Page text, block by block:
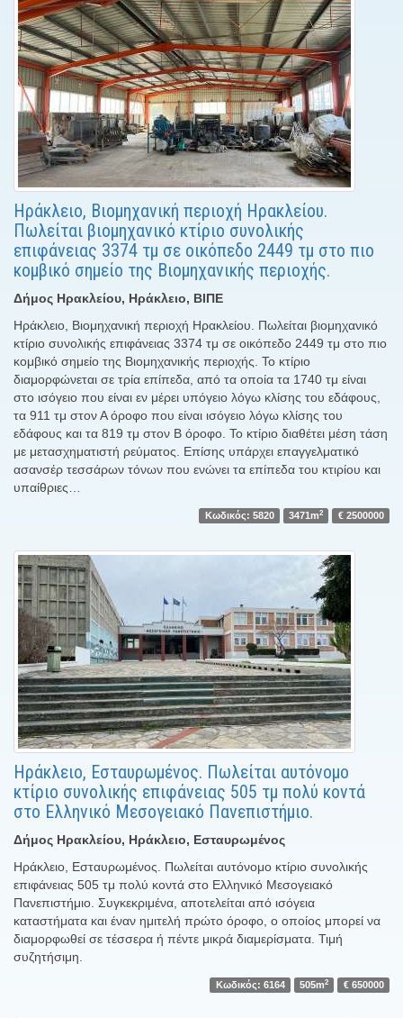
Ηράκλειο, Βιομηχανική περιοχή Ηρακλείου.
Πωλείται βιομηχανικό κτίριο συνολικής
επιφάνειας 3374 τμ σε οικόπεδο 2449 τμ στο πιο
κομβικό σημείο της Βιομηχανικής περιοχής.
Δήμος Ηρακλείου, Ηράκλειο, ΒΙΠΕ
Ηράκλειο, Βιομηχανική περιοχή Ηρακλείου. Πωλείται βιομηχανικό
κτίριο συνολικής επιφάνειας 3374 τμ σε οικόπεδο 2449 τμ στο πιο
κομβικό σημείο της Βιομηχανικής περιοχής. Το κτίριο
διαμορφώνεται σε τρία επίπεδα, από τα οποία τα 1740 τμ είναι
στο ισόγειο που είναι εν μέρει υπόγειο λόγω κλίσης του εδάφους,
τα 911 τμ στον Α όροφο που είναι ισόγειο λόγω κλίσης του
εδάφους και τα 819 τμ στον Β όροφο. Το κτίριο διαθέτει μέση τάση
με μετασχηματιστή ρεύματος. Επίσης υπάρχει επαγγελματικό
ασανσέρ τεσσάρων τόνων που ενώνει τα επίπεδα του κτιρίου και
υπαίθριες…
Κωδικός: 5820 3471m2 € 2500000
Ηράκλειο, Εσταυρωμένος. Πωλείται αυτόνομο
κτίριο συνολικής επιφάνειας 505 τμ πολύ κοντά
στο Ελληνικό Μεσογειακό Πανεπιστήμιο.
Δήμος Ηρακλείου, Ηράκλειο, Εσταυρωμένος
Ηράκλειο, Εσταυρωμένος. Πωλείται αυτόνομο κτίριο συνολικής
επιφάνειας 505 τμ πολύ κοντά στο Ελληνικό Μεσογειακό
Πανεπιστήμιο. Συγκεκριμένα, αποτελείται από ισόγεια
καταστήματα και έναν ημιτελή πρώτο όροφο, ο οποίος μπορεί να
διαμορφωθεί σε τέσσερα ή πέντε μικρά διαμερίσματα. Τιμή
συζητήσιμη.
Κωδικός: 6164 505m2 € 650000